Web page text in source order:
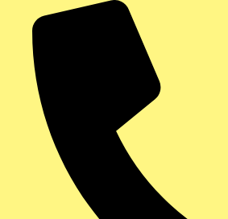
contenu